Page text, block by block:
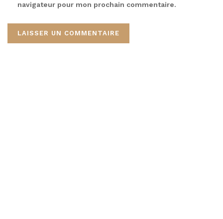
navigateur pour mon prochain commentaire.